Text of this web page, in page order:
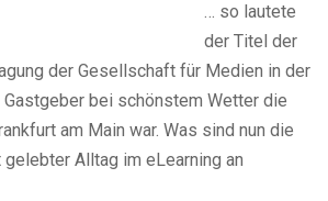
… so lautete
der Titel der
der Gesellschaft für Medien in der
bei schönstem Wetter die
am Main war. Was sind nun die
Alltag im eLearning an